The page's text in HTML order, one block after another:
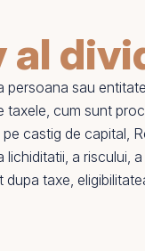
persoana sau
cum sunt
pe castig de capital,
a
taxe,